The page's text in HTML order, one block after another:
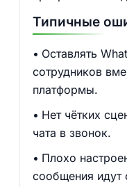
Типичные
Оставлять
сотрудников
платформы.
Нет чётких
чата в звонок.
Плохо
сообщения идут